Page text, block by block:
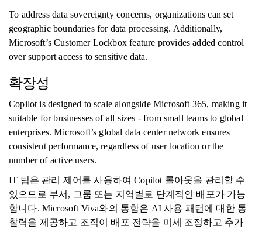
To address data sovereignty concerns, organizations can set
geographic boundaries for data processing. Additionally,
Microsoft’s Customer Lockbox feature provides added control
over support access to sensitive data.
확장성
Copilot is designed to scale alongside Microsoft 365, making it
suitable for businesses of all sizes - from small teams to global
enterprises. Microsoft’s global data center network ensures
consistent performance, regardless of user location or the
number of active users.
IT 팀은 관리 제어를 사용하여 Copilot 롤아웃을 관리할 수
있으므로 부서, 그룹 또는 지역별로 단계적인 배포가 가능
합니다. Microsoft Viva와의 통합은 AI 사용 패턴에 대한 통
찰력을 제공하고 조직이 배포 전략을 미세 조정하고 추가